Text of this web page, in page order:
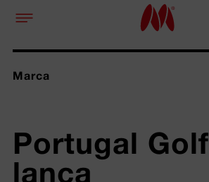
Marca
Portugal Golf
lança